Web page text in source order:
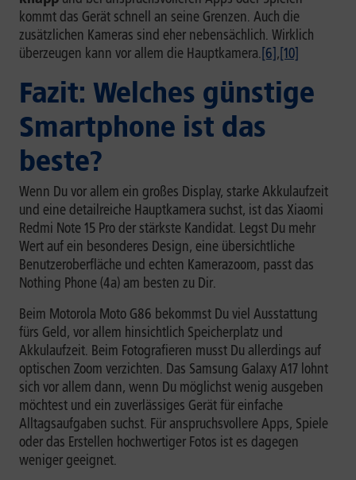
kommt das Gerät schnell an seine Grenzen. Auch die
zusätzlichen Kameras sind eher nebensächlich. Wirklich
überzeugen kann vor allem die Hauptkamera.[6],[10]
Fazit: Welches günstige
Smartphone ist das
beste?
Wenn Du vor allem ein großes Display, starke Akkulaufzeit
und eine detailreiche Hauptkamera suchst, ist das Xiaomi
Redmi Note 15 Pro der stärkste Kandidat. Legst Du mehr
Wert auf ein besonderes Design, eine übersichtliche
Benutzeroberfläche und echten Kamerazoom, passt das
Nothing Phone (4a) am besten zu Dir.
Beim Motorola Moto G86 bekommst Du viel Ausstattung
fürs Geld, vor allem hinsichtlich Speicherplatz und
Akkulaufzeit. Beim Fotografieren musst Du allerdings auf
optischen Zoom verzichten. Das Samsung Galaxy A17 lohnt
sich vor allem dann, wenn Du möglichst wenig ausgeben
möchtest und ein zuverlässiges Gerät für einfache
Alltagsaufgaben suchst. Für anspruchsvollere Apps, Spiele
oder das Erstellen hochwertiger Fotos ist es dagegen
weniger geeignet.